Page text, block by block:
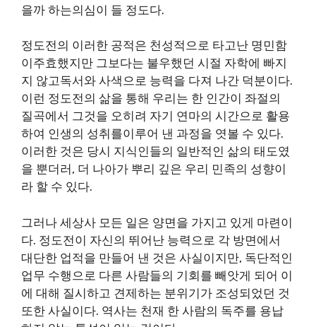
을까 하는의심이 들 정도다.
정도전의 이러한 공적은 천성적으로 타고난 명민함
이주효했지만 그보다는 불우했던 시절 자학에 빠지
지 않고독서와 사색으로 능력을 다져 나간 덕분이다.
이런 정도전의 삶을 통해 우리는 한 인간이 좌절의
질곡에서 그것을 오히려 자기 연마의 시간으로 활용
하여 인생의 성취를이루어 낸 과정을 엿볼 수 있다.
이러한 것은 당시 지식인들의 일반적인 삶의 태도였
을 뿐더러, 더 나아가 뿌리 깊은 우리 민족의 성향이
라 할 수 있다.
그러나 세상사 모든 일은 양면을 가지고 있게 마련이
다. 정도전이 자신의 뛰어난 능력으로 각 방면에서
대단한 업적을 만들어 낸 것은 사실이지만, 독단적인
업무 수행으로 다른 사람들의 기회를 빼앗게 되어 이
에 대해 질시하고 견제하는 분위기가 조성되었던 것
또한 사실이다. 역사는 천재 한 사람의 독주를 용납